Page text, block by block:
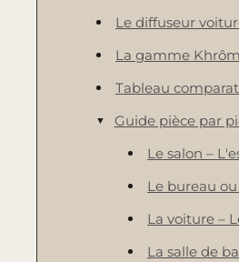
Le diffuseur
La gamme
Tableau
Guide pièce par
Le salon –
Le bureau
La voiture –
La salle de